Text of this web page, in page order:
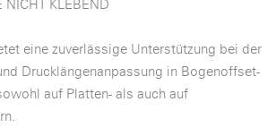
NICHT KLEBEND
eine zuverlässige Unterstützung bei der
Drucklängenanpassung in Bogenoffset-
auf Platten- als auch auf